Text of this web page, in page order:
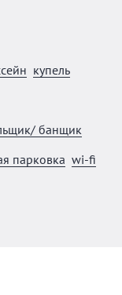
купель
банщик
парковка wi-fi